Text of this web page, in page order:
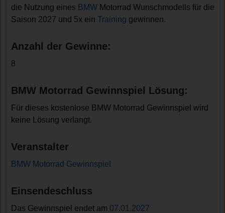
die Nutzung eines BMW Motorrad Wunschmodells für die
Saison 2027 und 5x einTraining gewinnen.
Anzahl der Gewinne:
8
BMW Motorrad Gewinnspiel Lösung:
Für dieses kostenlose BMW Motorrad Gewinnspiel wird
keine Lösung verlangt.
Veranstalter
BMW Motorrad Gewinnspiel
Einsendeschluss
Das Gewinnspiel endet am 07.01.2027